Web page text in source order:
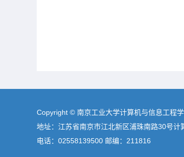
Copyright © 南京工业大学计算机与信息工程
地址：江苏省南京市江北新区浦珠南路30号计
电话：02558139500 邮编：211816